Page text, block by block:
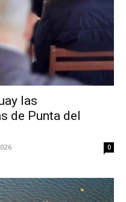
las
de Punta del
0